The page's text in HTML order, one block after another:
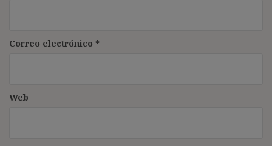
Correo electrónico *
Web